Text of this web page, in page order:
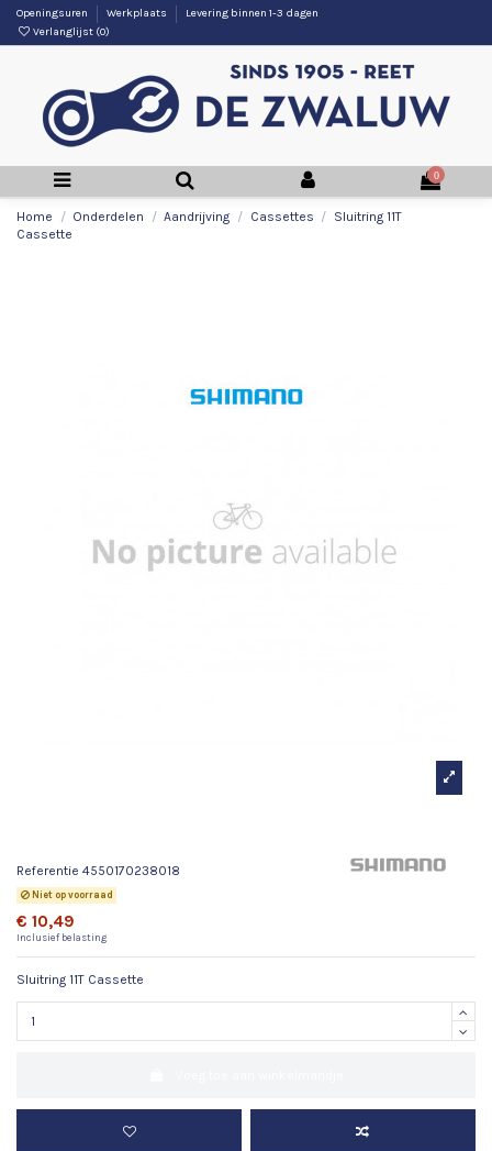
Openingsuren Werkplaats
Levering binnen 1-3 dagen
Verlanglijst (0)
0
Home Onderdelen Aandrijving Cassettes
Sluitring 11T
Cassette
Referentie 4550170238018
Niet op voorraad
€ 10,49
Inclusief belasting
Sluitring 11T Cassette